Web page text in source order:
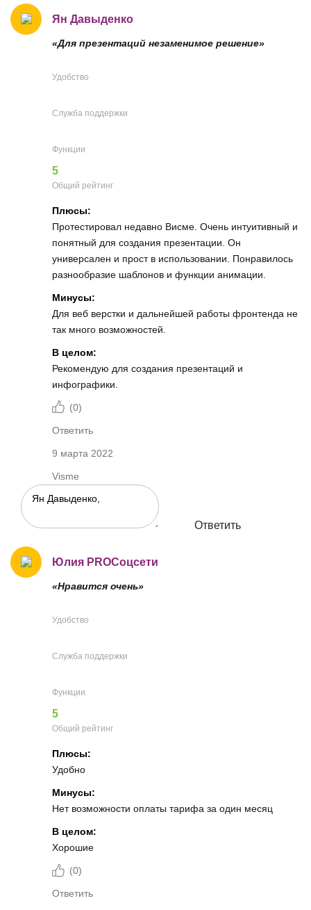
Ян Давыденко
«Для презентаций незаменимое решение»
Удобство
Служба поддержки
Функции
5
Общий рейтинг
Плюсы:
Протестировал недавно Висме. Очень интуитивный и
понятный для создания презентации. Он
универсален и прост в использовании. Понравилось
разнообразие шаблонов и функции анимации.
Минусы:
Для веб верстки и дальнейшей работы фронтенда не
так много возможностей.
В целом:
Рекомендую для создания презентаций и
инфографики.
(0)
Ответить
9 марта 2022
Visme
Ответить
Юлия PROСоцсети
«Нравится очень»
Удобство
Служба поддержки
Функции
5
Общий рейтинг
Плюсы:
Удобно
Минусы:
Нет возможности оплаты тарифа за один месяц
В целом:
Хорошие
(0)
Ответить